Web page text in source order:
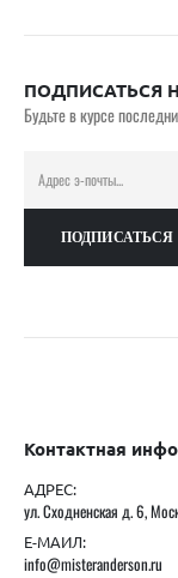
ПОДПИСАТЬСЯ
Будьте в курсе
Контактная
АДРЕС:
ул. Сходненская д. 6,
Е-МАИЛ:
info@misteranderson.ru